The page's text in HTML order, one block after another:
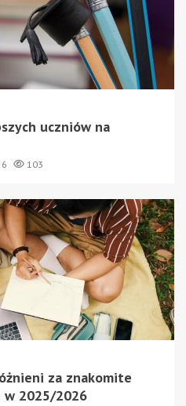
uczniów na
103
za znakomite
w 2025/2026